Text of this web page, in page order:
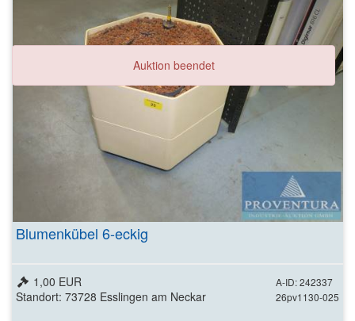
Auktion beendet
Blumenkübel 6-eckig
A-ID: 242337
26pv1130-025
1,00 EUR
Standort: 73728 Esslingen am Neckar